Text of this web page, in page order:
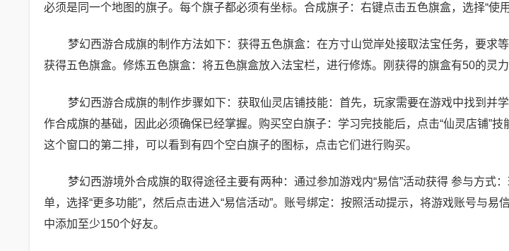
必须是同一个地图的旗子。每个旗子都必须有坐标。合成旗子：右键点击五色旗盒，选择“使用
梦幻西游合成旗的制作方法如下：获得五色旗盒：在方寸山觉岸处接取法宝任务，要求
获得五色旗盒。修炼五色旗盒：将五色旗盒放入法宝栏，进行修炼。刚获得的旗盒有50的灵
梦幻西游合成旗的制作步骤如下：获取仙灵店铺技能：首先，玩家需要在游戏中找到并
作合成旗的基础，因此必须确保已经掌握。购买空白旗子：学习完技能后，点击“仙灵店铺”
这个窗口的第二排，可以看到有四个空白旗子的图标，点击它们进行购买。
梦幻西游境外合成旗的取得途径主要有两种：通过参加游戏内“易信”活动获得 参与方式
单，选择“更多功能”，然后点击进入“易信活动”。账号绑定：按照活动提示，将游戏账号与易
中添加至少150个好友。